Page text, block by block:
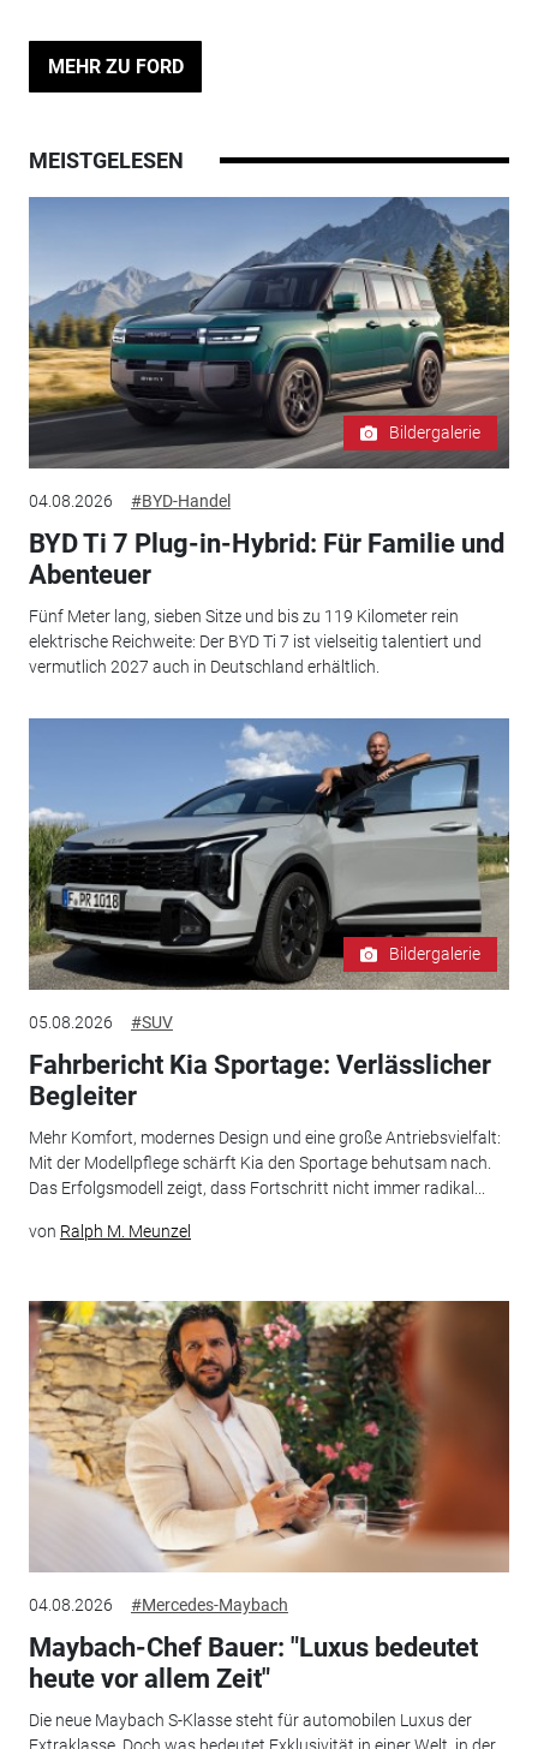
MEHR ZU FORD
MEISTGELESEN
Bildergalerie
04.08.2026 #BYD-Handel
BYD Ti 7 Plug-in-Hybrid: Für Familie und
Abenteuer
Fünf Meter lang, sieben Sitze und bis zu 119 Kilometer rein
elektrische Reichweite: Der BYD Ti 7 ist vielseitig talentiert und
vermutlich 2027 auch in Deutschland erhältlich.
Bildergalerie
05.08.2026 #SUV
Fahrbericht Kia Sportage: Verlässlicher
Begleiter
Mehr Komfort, modernes Design und eine große Antriebsvielfalt:
Mit der Modellpflege schärft Kia den Sportage behutsam nach.
Das Erfolgsmodell zeigt, dass Fortschritt nicht immer radikal...
von Ralph M. Meunzel
04.08.2026 #Mercedes-Maybach
Maybach-Chef Bauer: "Luxus bedeutet
heute vor allem Zeit"
Die neue Maybach S-Klasse steht für automobilen Luxus der
Extraklasse. Doch was bedeutet Exklusivität in einer Welt, in der